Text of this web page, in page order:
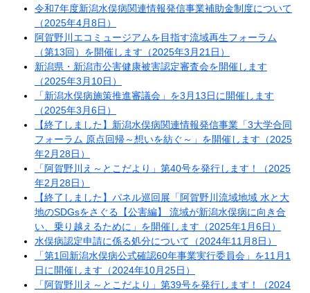
令和7年度新潟水俣病関連情報発信事業補助金制度について
（2025年4月8日）
阿賀野川エコミュージアムを目指す流域再生フォーラム
（第13回）を開催します（2025年3月21日）
新潟県・新潟市公害健康被害認定審査会を開催します
（2025年3月10日）
「新潟水俣病施策推進審議会」を3月13日に開催します
（2025年3月6日）
【終了しました】新潟水俣病関連情報発信事業「3大学合同
フォーラム 原点回帰～想いを紡ぐ～」を開催します（2025
年2月28日）
「阿賀野川え～とこだより」第40号を発行します！（2025
年2月28日）
【終了しました】パネル巡回展「阿賀野川流域地域 水と大
地のSDGsをさぐる【公害編】 流域が新潟水俣病に向き合
い、乗り越えるために」を開催します​（2025年1月6日）
水俣病認定申請に係る処分について（2024年11月8日）
「第1回新潟水俣病公式確認60年事業実行委員会」を11月1
日に開催します（2024年10月25日）
「阿賀野川え～とこだより」第39号を発行します！（2024